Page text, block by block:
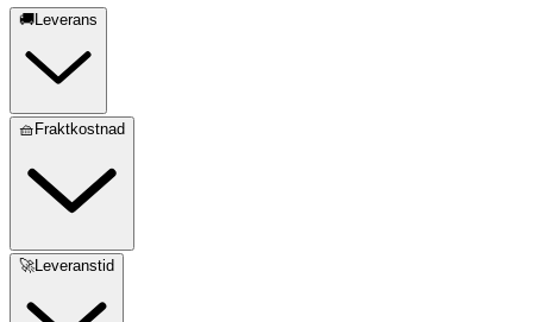
🚚Leverans
🧺Fraktkostnad
🚀Leveranstid